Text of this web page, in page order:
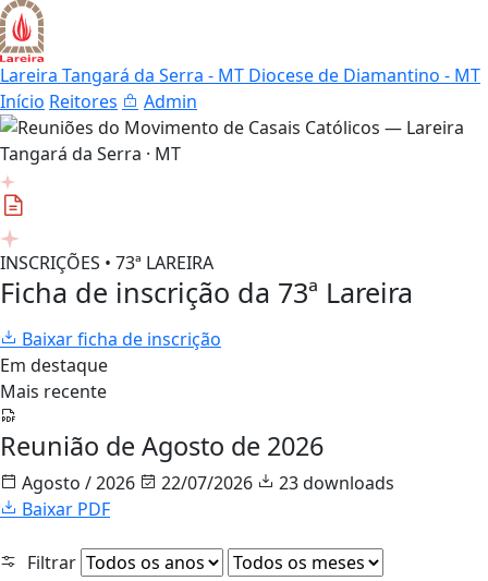
Lareira Tangará da Serra - MT Diocese de Diamantino - MT
Início Reitores Admin
INSCRIÇÕES • 73ª LAREIRA
Ficha de inscrição da 73ª Lareira
Baixar ficha de inscrição
Em destaque
Mais recente
Reunião de Agosto de 2026
Agosto / 2026 22/07/2026
23 downloads
Baixar PDF
Filtrar